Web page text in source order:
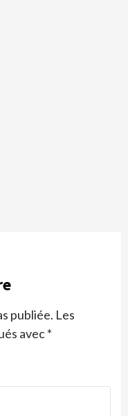
publiée. Les
avec*